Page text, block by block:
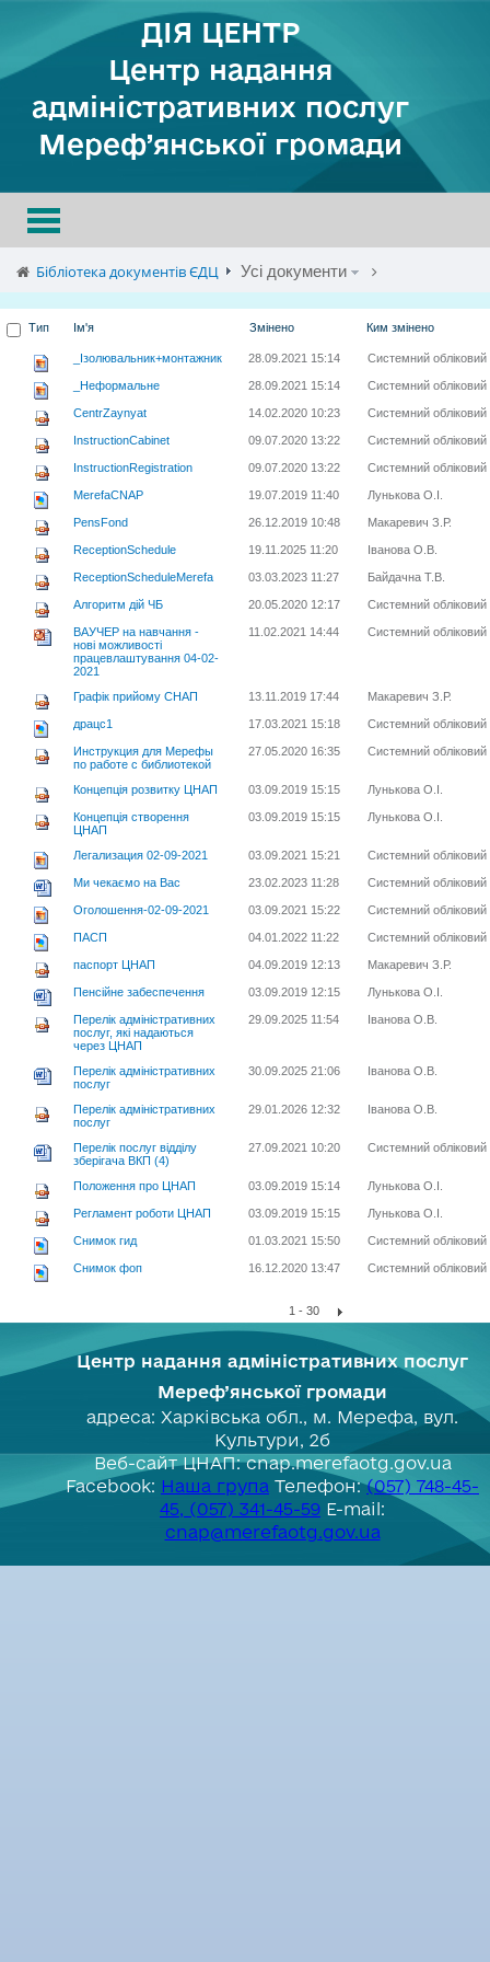
ДІЯ ЦЕНТР
Центр надання
адміністративних послуг
Мереф’янської громади
Toggle
navigation
Бібліотека документів ЄДЦ
Усі документи
Тип Ім'я Змінено Ким змінено
_Ізолювальник+монтажник 28.09.2021 15:14 Системний обліковий
_Неформальне 28.09.2021 15:14 Системний обліковий
CentrZaynyat 14.02.2020 10:23 Системний обліковий
InstructionCabinet 09.07.2020 13:22 Системний обліковий
InstructionRegistration 09.07.2020 13:22 Системний обліковий
MerefaCNAP 19.07.2019 11:40 Лунькова О.І.
PensFond 26.12.2019 10:48 Макаревич З.Р.
ReceptionSchedule 19.11.2025 11:20 Іванова О.В.
ReceptionScheduleMerefa 03.03.2023 11:27 Байдачна Т.В.
Алгоритм дій ЧБ 20.05.2020 12:17 Системний обліковий
ВАУЧЕР на навчання -
нові можливості
працевлаштування 04-02-
2021
11.02.2021 14:44 Системний обліковий
Графік прийому СНАП 13.11.2019 17:44 Макаревич З.Р.
драцс1 17.03.2021 15:18 Системний обліковий
Инструкция для Мерефы
по работе с библиотекой
27.05.2020 16:35 Системний обліковий
Концепція розвитку ЦНАП 03.09.2019 15:15 Лунькова О.І.
Концепція створення
ЦНАП
03.09.2019 15:15 Лунькова О.І.
Легализация 02-09-2021 03.09.2021 15:21 Системний обліковий
Ми чекаємо на Вас 23.02.2023 11:28 Системний обліковий
Оголошення-02-09-2021 03.09.2021 15:22 Системний обліковий
ПАСП 04.01.2022 11:22 Системний обліковий
паспорт ЦНАП 04.09.2019 12:13 Макаревич З.Р.
Пенсійне забеспечення 03.09.2019 12:15 Лунькова О.І.
Перелік адміністративних
послуг, які надаються
через ЦНАП
29.09.2025 11:54 Іванова О.В.
Перелік адміністративних
послуг
30.09.2025 21:06 Іванова О.В.
Перелік адміністративних
послуг
29.01.2026 12:32 Іванова О.В.
Перелік послуг відділу
зберігача ВКП (4)
27.09.2021 10:20 Системний обліковий
Положення про ЦНАП 03.09.2019 15:14 Лунькова О.І.
Регламент роботи ЦНАП 03.09.2019 15:15 Лунькова О.І.
Снимок гид 01.03.2021 15:50 Системний обліковий
Снимок фоп 16.12.2020 13:47 Системний обліковий
1 - 30
Центр надання адміністративних послуг
Мереф’янської громади
адреса: Харківська обл., м. Мерефа, вул.
Культури, 2б
Веб-сайт ЦНАП: cnap.merefaotg.gov.ua
Facebook: Наша група Телефон:(057) 748-45-
45, (057) 341-45-59 E-mail:
cnap@merefaotg.gov.ua